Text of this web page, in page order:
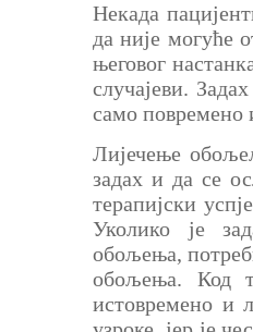
Некада
да није могуће
његовог
случајеви.
само повремено
Лијечење
задах и да се
терапијски
Уколико је
обољења,
обољења. Код
истовремено и